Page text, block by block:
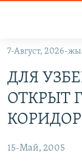
Навигацияга
өтүңүз
Издөөгө
салыңыз
КЫРГЫЗСТАН
ЭКОНОМИКА
БОРБОР АЗИЯ
УКРАИНА
АТАЙЫН
7-Август, 2026-
ДЛЯ
ОТКРЫТ
15-Май, 2005